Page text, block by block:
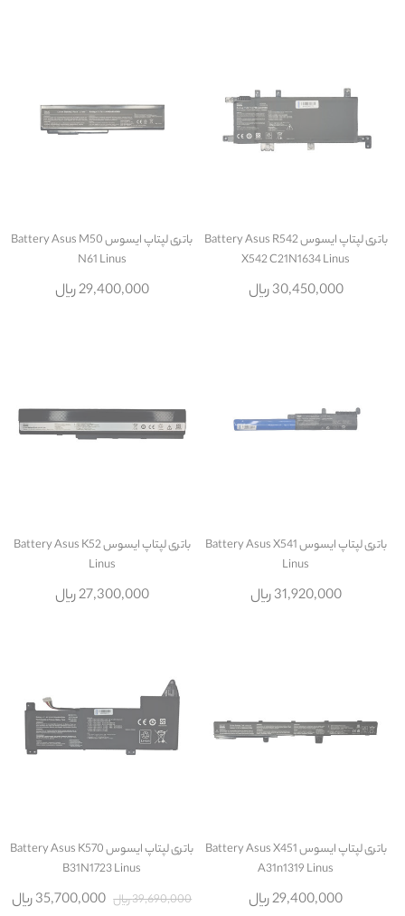
باتری لپتاپ ایسوس Battery Asus R542
X542 C21N1634 Linus
30,450,000 ریال
باتری لپتاپ ایسوس Battery Asus M50
N61 Linus
29,400,000 ریال
باتری لپتاپ ایسوس Battery Asus X541
Linus
31,920,000 ریال
باتری لپتاپ ایسوس Battery Asus K52
Linus
27,300,000 ریال
باتری لپتاپ ایسوس Battery Asus X451
A31n1319 Linus
29,400,000 ریال
باتری لپتاپ ایسوس Battery Asus K570
B31N1723 Linus
39,690,000 ریال
35,700,000 ریال